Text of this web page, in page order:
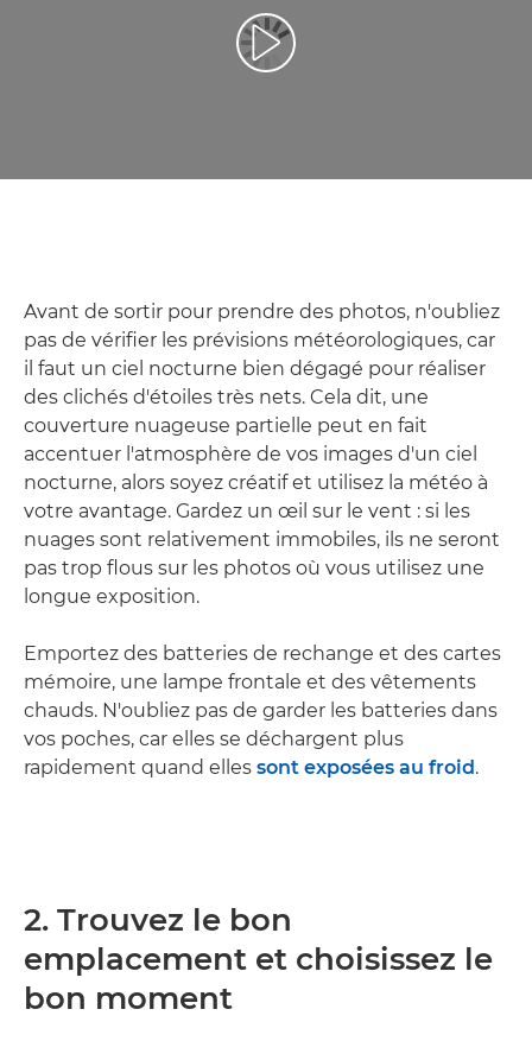
Lancer la vidéo
Avant de sortir pour prendre des photos, n'oubliez
pas de vérifier les prévisions météorologiques, car
il faut un ciel nocturne bien dégagé pour réaliser
des clichés d'étoiles très nets. Cela dit, une
couverture nuageuse partielle peut en fait
accentuer l'atmosphère de vos images d'un ciel
nocturne, alors soyez créatif et utilisez la météo à
votre avantage. Gardez un œil sur le vent : si les
nuages sont relativement immobiles, ils ne seront
pas trop flous sur les photos où vous utilisez une
longue exposition.
Emportez des batteries de rechange et des cartes
mémoire, une lampe frontale et des vêtements
chauds. N'oubliez pas de garder les batteries dans
vos poches, car elles se déchargent plus
rapidement quand elles sont exposées au froid.
2. Trouvez le bon
emplacement et choisissez le
bon moment